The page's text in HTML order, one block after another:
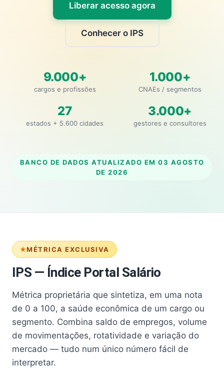
Liberar acesso agora
Conhecer o IPS
9.000+
cargos e profissões
1.000+
CNAEs / segmentos
27
estados + 5.600 cidades
3.000+
gestores e consultores
BANCO DE DADOS ATUALIZADO EM 03 AGOSTO
DE 2026
MÉTRICA EXCLUSIVA
IPS — Índice Portal Salário
Métrica proprietária que sintetiza, em uma nota
de 0 a 100, a saúde econômica de um cargo ou
segmento. Combina saldo de empregos, volume
de movimentações, rotatividade e variação do
mercado — tudo num único número fácil de
interpretar.